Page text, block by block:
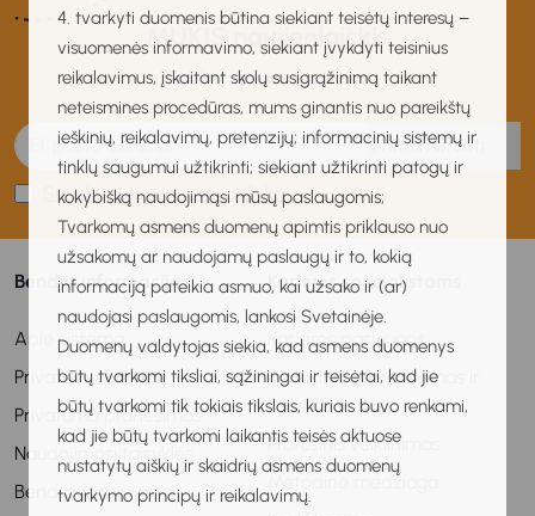
4. tvarkyti duomenis būtina siekiant teisėtų interesų –
visuomenės informavimo, siekiant įvykdyti teisinius
reikalavimus, įskaitant skolų susigrąžinimą taikant
neteismines procedūras, mums ginantis nuo pareikštų
ieškinių, reikalavimų, pretenzijų; informacinių sistemų ir
tinklų saugumui užtikrinti; siekiant užtikrinti patogų ir
kokybišką naudojimąsi mūsų paslaugomis;
Tvarkomų asmens duomenų apimtis priklauso nuo
užsakomų ar naudojamų paslaugų ir to, kokią
informaciją pateikia asmuo, kai užsako ir (ar)
naudojasi paslaugomis, lankosi Svetainėje.
Duomenų valdytojas siekia, kad asmens duomenys
būtų tvarkomi tiksliai, sąžiningai ir teisėtai, kad jie
būtų tvarkomi tik tokiais tikslais, kuriais buvo renkami,
kad jie būtų tvarkomi laikantis teisės aktuose
nustatytų aiškių ir skaidrių asmens duomenų
tvarkymo principų ir reikalavimų.
MUKIS naujienlaiškis
Gaukite naujienas pirmas!
Prenumeruoti
Sutinku su privatumo politika
Bendra informacija
Apie sistemą
Privatumo politika
Privatumo pranešimas
Naudojimosi taisyklės
Bendradarbiavimas
Karjeros specialistams
Karjeros paslaugos
Profesinis informavimas ir
konsultavimas
Profesinis veiklinimas
Metodinė medžiaga